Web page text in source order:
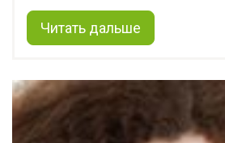
Читать дальше